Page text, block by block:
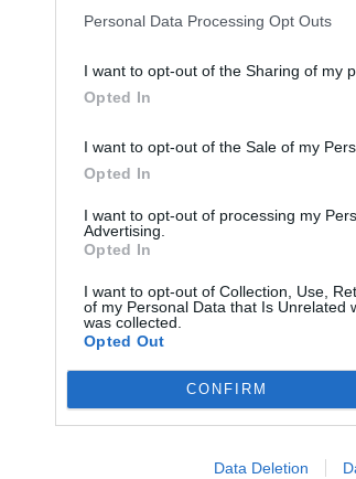
Personal Data Processing Opt Outs
I want to opt-out of the Sharing of my
Opted In
I want to opt-out of the Sale of my
Opted In
I want to opt-out of processing my
Advertising.
Opted In
I want to opt-out of Collection, Use,
of my Personal Data that Is Unrelated
was collected.
Opted Out
CONFIRM
Data Deletion
στα 550 εκατ. ευρώ – Καθαρά κέρδη 313
εκατ. ευρώ
ξεκίνησε
IAB Hellas: Νέα
- Πρόεδρος ο Γαληνός